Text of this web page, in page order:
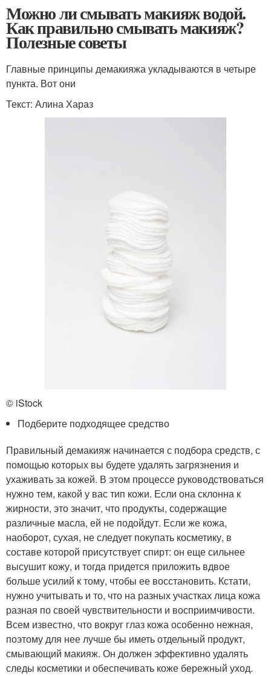
Можно ли смывать макияж водой.
Как правильно смывать макияж?
Полезные советы
Главные принципы демакияжа укладываются в четыре
пункта. Вот они
Текст: Алина Хараз
© iStock
Подберите подходящее средство
Правильный демакияж начинается с подбора средств, с
помощью которых вы будете удалять загрязнения и
ухаживать за кожей. В этом процессе руководствоваться
нужно тем, какой у вас тип кожи. Если она склонна к
жирности, это значит, что продукты, содержащие
различные масла, ей не подойдут. Если же кожа,
наоборот, сухая, не следует покупать косметику, в
составе которой присутствует спирт: он еще сильнее
высушит кожу, и тогда придется приложить вдвое
больше усилий к тому, чтобы ее восстановить. Кстати,
нужно учитывать и то, что на разных участках лица кожа
разная по своей чувствительности и восприимчивости.
Всем известно, что вокруг глаз кожа особенно нежная,
поэтому для нее лучше бы иметь отдельный продукт,
смывающий макияж. Он должен эффективно удалять
следы косметики и обеспечивать коже бережный уход.